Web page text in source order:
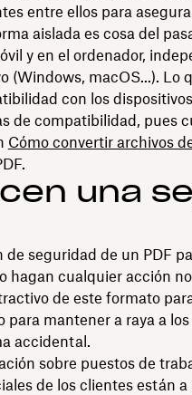
entre ellos para
aislada es cosa del
y en el ordenador,
(Windows, macOS...). Lo
con los
de compatibilidad, pues
Cómo convertir archivos
una
seguridad de un PDF
hagan cualquier acción
de este formato
mantener a raya a
accidental.
sobre puestos de
de los clientes están a